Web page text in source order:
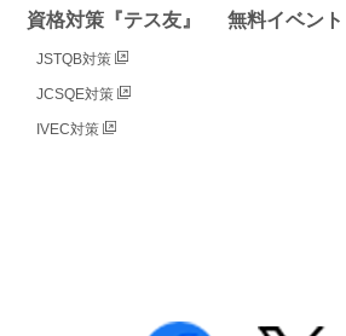
資格対策『テス友』
JSTQB対策
JCSQE対策
IVEC対策
無料イベン